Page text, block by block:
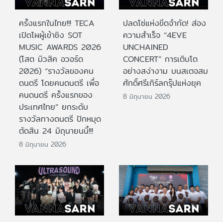
ครั้งแรกในไทย!!! TECA
เปิดโผผู้เข้าชิง SOT
MUSIC AWARDS 2026
(โสต มิวสิค อวอร์ด
2026) “รางวัลของคน
ดนตรี โดยคนดนตรี เพื่อ
คนดนตรี ครั้งแรกของ
ประเทศไทย” ยกระดับ
รางวัลทางดนตรี ปักหมุด
ตัดสิน 24 มิถุนายนนี้!!!
8 มิถุนายน 2026
ปลดโซ่แห่งขีดจำกัด! ส่อง
ความสำเร็จ “4EVE
UNCHAINED
CONCERT” การเติบโต
อย่างสง่างาม บนสเตจสม
ศักดิ์ศรีเกิร์ลกรุ๊ปแห่งยุค
8 มิถุนายน 2026